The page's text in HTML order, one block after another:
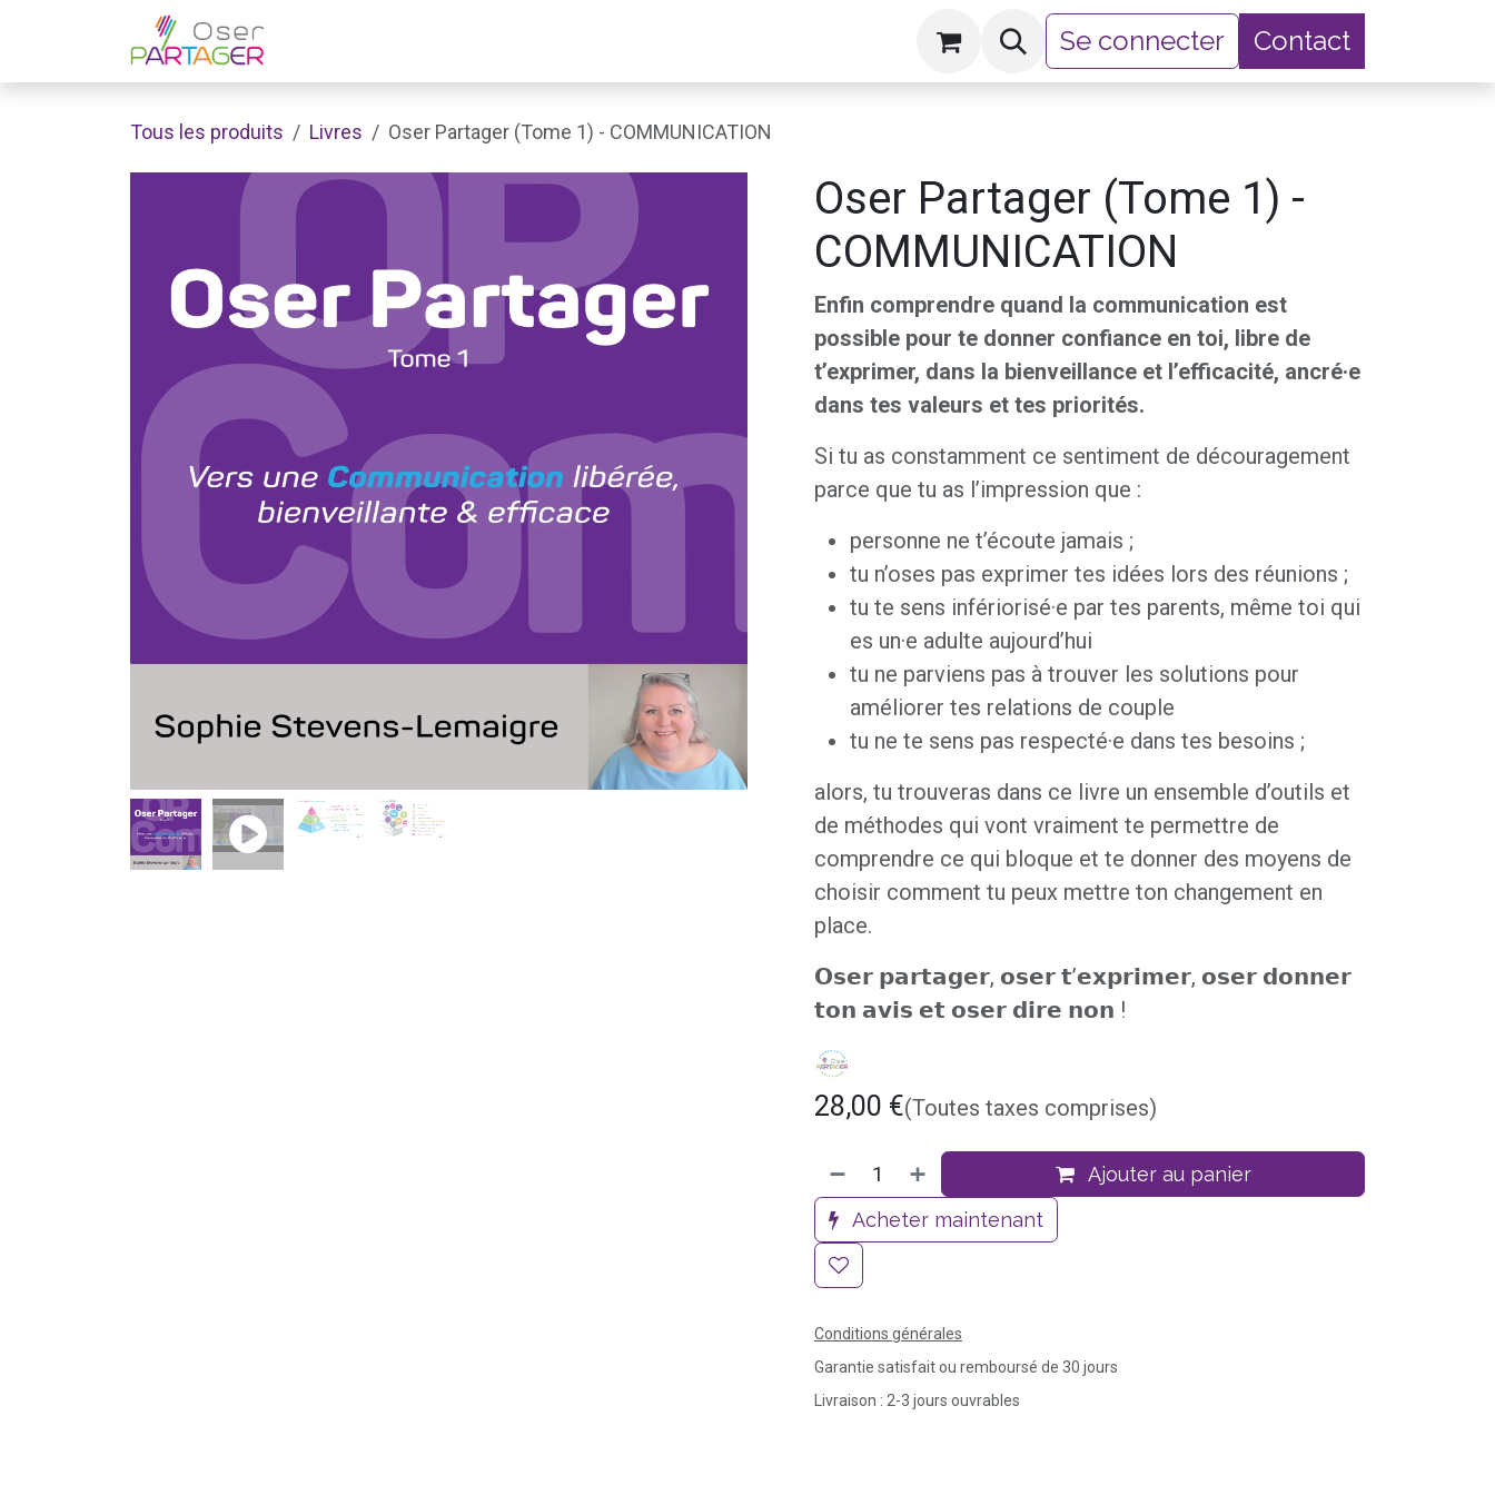
Se rendre au contenu
Blog Shop Se connecter Contact
Tous les produits Livres Oser Partager (Tome 1) - COMMUNICATION
Oser Partager (Tome 1) -
COMMUNICATION
Enfin comprendre quand la communication est
possible pour te donner confiance en toi, libre de
t’exprimer, dans la bienveillance et l’efficacité, ancré·e
dans tes valeurs et tes priorités.
Si tu as constamment ce sentiment de découragement
parce que tu as l’impression que :
personne ne t’écoute jamais ;
tu n’oses pas exprimer tes idées lors des réunions ;
tu te sens infériorisé·e par tes parents, même toi qui
es un·e adulte aujourd’hui
tu ne parviens pas à trouver les solutions pour
améliorer tes relations de couple
tu ne te sens pas respecté·e dans tes besoins ;
alors, tu trouveras dans ce livre un ensemble d’outils et
de méthodes qui vont vraiment te permettre de
comprendre ce qui bloque et te donner des moyens de
choisir comment tu peux mettre ton changement en
place.
𝗢𝘀𝗲𝗿 𝗽𝗮𝗿𝘁𝗮𝗴𝗲𝗿, 𝗼𝘀𝗲𝗿 𝘁’𝗲𝘅𝗽𝗿𝗶𝗺𝗲𝗿, 𝗼𝘀𝗲𝗿 𝗱𝗼𝗻𝗻𝗲𝗿
𝘁𝗼𝗻 𝗮𝘃𝗶𝘀 𝗲𝘁 𝗼𝘀𝗲𝗿 𝗱𝗶𝗿𝗲 𝗻𝗼𝗻 !
28,00 €(Toutes taxes comprises)
Ajouter au panier
Acheter maintenant
Conditions générales
Garantie satisfait ou remboursé de 30 jours
Livraison : 2-3 jours ouvrables